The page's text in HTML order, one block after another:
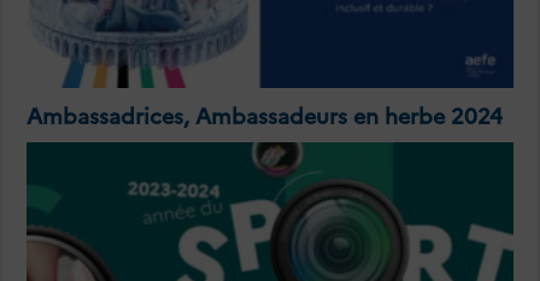
Ambassadrices, Ambassadeurs en herbe 2024